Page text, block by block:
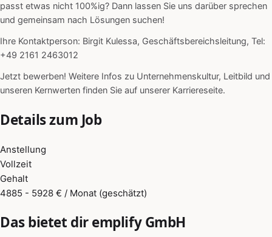
passt etwas nicht 100%ig? Dann lassen Sie uns darüber sprechen
und gemeinsam nach Lösungen suchen!
Ihre Kontaktperson: Birgit Kulessa, Geschäftsbereichsleitung, Tel:
+49 2161 2463012
Jetzt bewerben! Weitere Infos zu Unternehmenskultur, Leitbild und
unseren Kernwerten finden Sie auf unserer Karriereseite.
Details zum Job
Anstellung
Vollzeit
Gehalt
4885 - 5928 € / Monat (geschätzt)
Das bietet dir emplify GmbH